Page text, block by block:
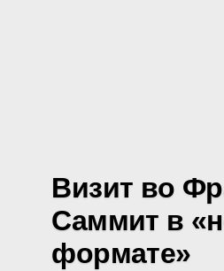
Визит во
Саммит в
формате»